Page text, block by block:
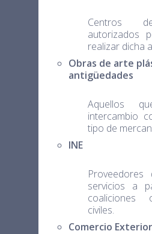
Centros
autorizados
realizar dicha
Obras de arte
antigüedades
Aquellos
intercambio
tipo de
INE
servicios a
coaliciones
civiles.
Comercio Exterior